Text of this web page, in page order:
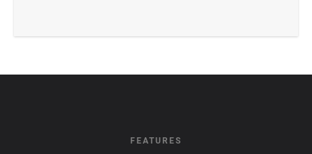
FEATURES